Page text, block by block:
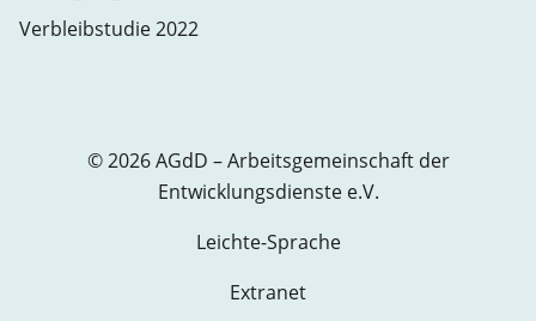
Verbleibstudie 2022
© 2026 AGdD – Arbeitsgemeinschaft der
Entwicklungsdienste e.V.
Leichte-Sprache
Extranet